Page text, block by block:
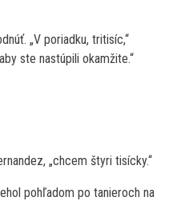
„V poriadku, tritisíc,“
ste nastúpili okamžite.“
„chcem štyri tisícky.“
pohľadom po tanieroch na